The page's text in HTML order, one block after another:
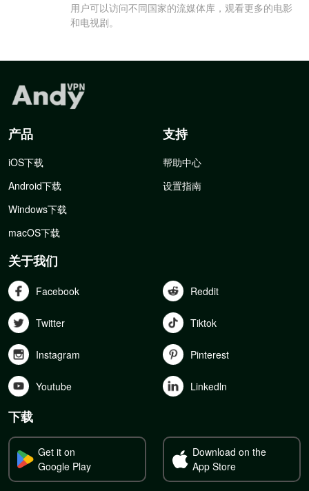
用户可以访问不同国家的流媒体库，观看更多的电影
和电视剧。
产品
iOS下载
Android下载
Windows下载
macOS下载
支持
帮助中心
设置指南
关于我们
Facebook Reddit
Twitter Tiktok
Instagram Pinterest
Youtube Linkedln
下载
Get it on
Google Play
Download on the
App Store